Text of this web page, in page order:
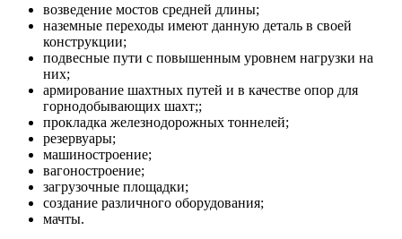
возведение мостов средней длины;
наземные переходы имеют данную деталь в своей
конструкции;
подвесные пути с повышенным уровнем нагрузки на
них;
армирование шахтных путей и в качестве опор для
горнодобывающих шахт;;
прокладка железнодорожных тоннелей;
резервуары;
машиностроение;
вагоностроение;
загрузочные площадки;
создание различного оборудования;
мачты.